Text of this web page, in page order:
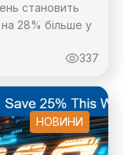
становить
28% більше у
337
НОВИНИ